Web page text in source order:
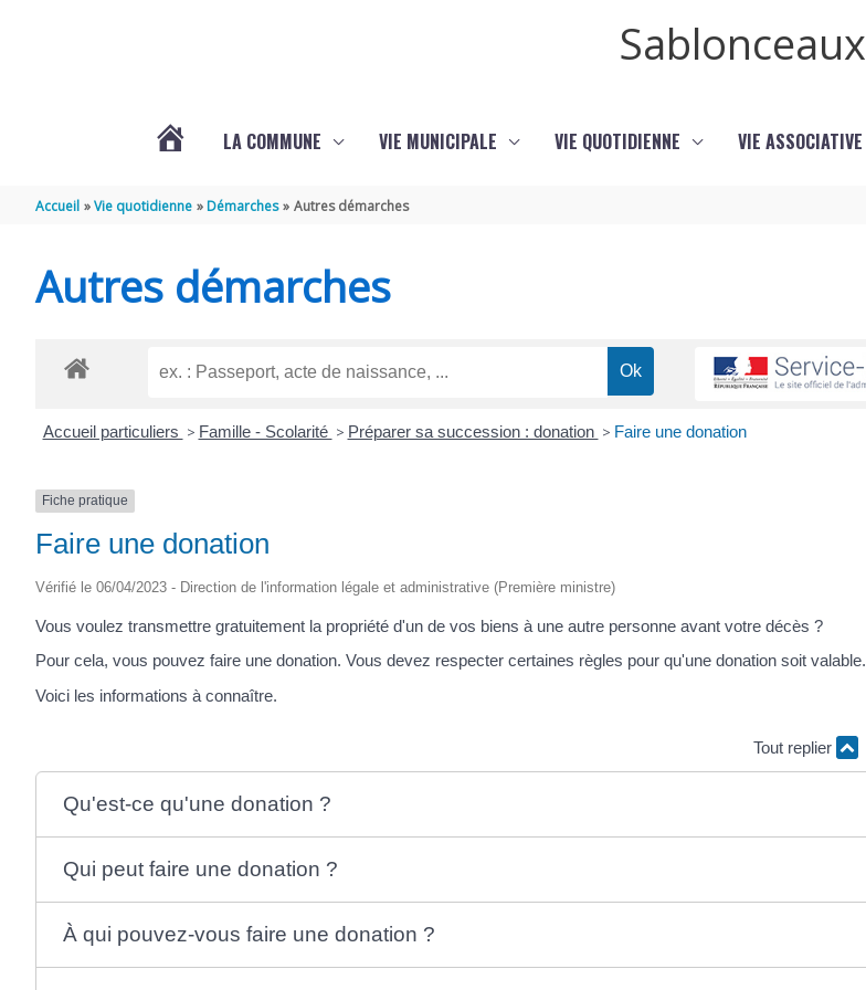
Sablonceaux
LA COMMUNE VIE MUNICIPALE VIE QUOTIDIENNE VIE ASSOCIATIVE
Accueil Vie quotidienne Démarches Autres démarches
Autres démarches
Accueil particuliers > Famille - Scolarité > Préparer sa succession : donation > Faire une donation
Fiche pratique
Faire une donation
Vérifié le 06/04/2023 - Direction de l'information légale et administrative (Première ministre)
Vous voulez transmettre gratuitement la propriété d'un de vos biens à une autre personne avant votre décès ?
Pour cela, vous pouvez faire une donation. Vous devez respecter certaines règles pour qu'une donation soit valable.
Voici les informations à connaître.
Tout replier
Qu'est-ce qu'une donation ?
Qui peut faire une donation ?
À qui pouvez-vous faire une donation ?